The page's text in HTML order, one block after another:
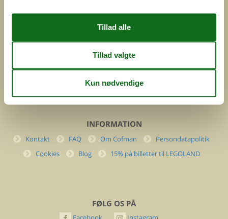
Danmark
Cofman.com
info@cofman.com
INFORMATION
Kontakt FAQ Om Cofman
Persondatapolitik
Cookies
Blog 15% på billetter til LEGOLAND
FØLG OS PÅ